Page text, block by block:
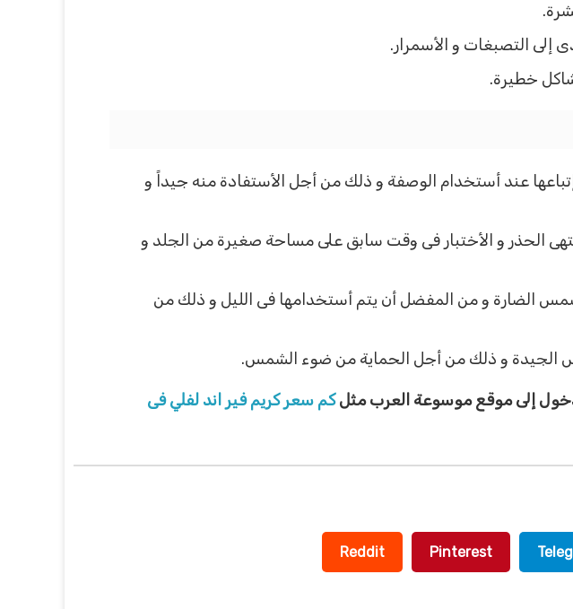
إلى التصبغات و الأسمرار.
خطيرة.
عند أستخدام الوصفة و ذلك من أجل الأستفادة منه جيداً و
الحذر و الأختبار فى وقت سابق على مساحة صغيرة من الجلد و
الضارة و من المفضل أن يتم أستخدامها فى الليل و ذلك من
الجيدة و ذلك من أجل الحماية من ضوء الشمس.
إلى موقع موسوعة العرب مثلكم سعر كريم فير اند لفلي فى
Pinterest
Reddit